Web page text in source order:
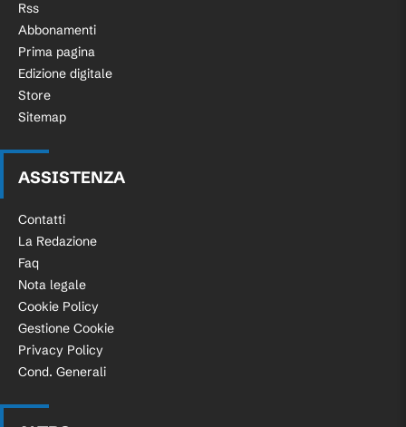
Rss
Abbonamenti
Prima pagina
Edizione digitale
Store
Sitemap
ASSISTENZA
Contatti
La Redazione
Faq
Nota legale
Cookie Policy
Gestione Cookie
Privacy Policy
Cond. Generali